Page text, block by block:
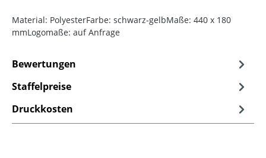
Material: PolyesterFarbe: schwarz-gelbMaße: 440 x 180
mmLogomaße: auf Anfrage
Bewertungen
Staffelpreise
Druckkosten